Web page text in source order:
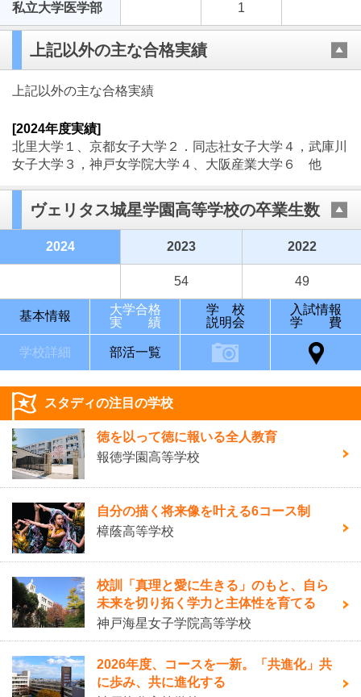
私立大学医学部 1
上記以外の主な合格実績
上記以外の主な合格実績
[2024年度実績]
北里大学１、京都女子大学２．同志社女子大学４，武庫川
女子大学３，神戸女学院大学４、大阪産業大学６ 他
ヴェリタス城星学園高等学校の卒業生数
2024 2023 2022
54 49
基本情報
大学合格
実 績
学 校
説明会
入試情報
学 費
学校詳細 部活一覧
スタディの注目の学校
徳を以って徳に報いる全人教育
報徳学園高等学校
自分の描く将来像を叶える6コース制
樟蔭高等学校
校訓「真理と愛に生きる」のもと、自ら
未来を切り拓く学力と主体性を育てる
神戸海星女子学院高等学校
2026年度、コースを一新。「共進化」共
に歩み、共に進化する